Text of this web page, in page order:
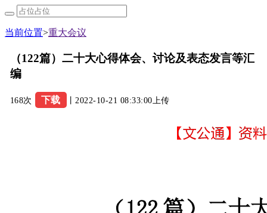
当前位置>重大会议
（122篇）二十大心得体会、讨论及表态发言等汇
编
168次 下载 丨2022-10-21 08:33:00上传